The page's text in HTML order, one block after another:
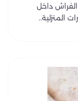
داخل
المنزلية..